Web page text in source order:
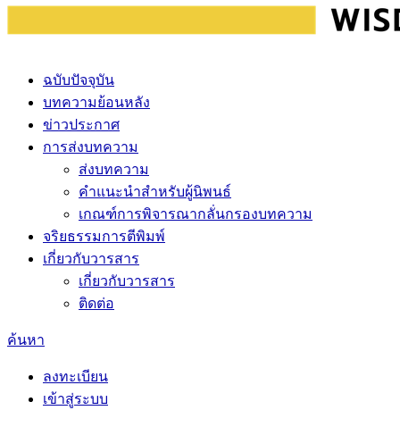
ฉบับปัจจุบัน
บทความย้อนหลัง
ข่าวประกาศ
การส่งบทความ
ส่งบทความ
คำแนะนำสำหรับผู้นิพนธ์
เกณฑ์การพิจารณากลั่นกรองบทความ
จริยธรรมการตีพิมพ์
เกี่ยวกับวารสาร
เกี่ยวกับวารสาร
ติดต่อ
ค้นหา
ลงทะเบียน
เข้าสู่ระบบ